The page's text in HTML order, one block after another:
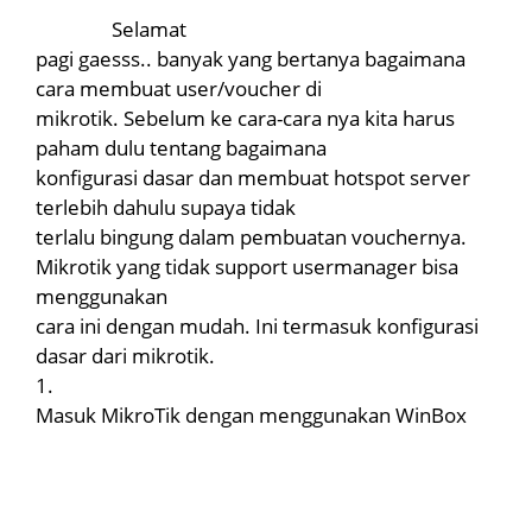
Selamat
pagi gaesss.. banyak yang bertanya bagaimana
cara membuat user/voucher di
mikrotik. Sebelum ke cara-cara nya kita harus
paham dulu tentang bagaimana
konfigurasi dasar dan membuat hotspot server
terlebih dahulu supaya tidak
terlalu bingung dalam pembuatan vouchernya.
Mikrotik yang tidak support usermanager bisa
menggunakan
cara ini dengan mudah. Ini termasuk konfigurasi
dasar dari mikrotik.
1.
Masuk MikroTik dengan menggunakan WinBox